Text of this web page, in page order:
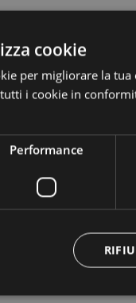
per le
ai numeri
cookie
per migliorare la
i cookie in
Performance